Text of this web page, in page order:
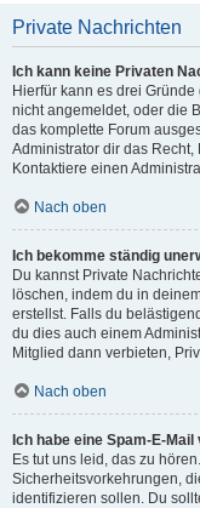
Private Nachrichten
Ich kann keine Privaten
Hierfür kann es drei
nicht angemeldet, oder die
das komplette Forum
Administrator dir das
Kontaktiere einen
Nach oben
Ich bekomme ständig
Du kannst Private
löschen, indem du in
erstellst. Falls du
du dies auch einem
Mitglied dann verbieten,
Nach oben
Ich habe eine Spam-E-
Es tut uns leid, das zu
Sicherheitsvorkehrungen,
identifizieren sollen. Du